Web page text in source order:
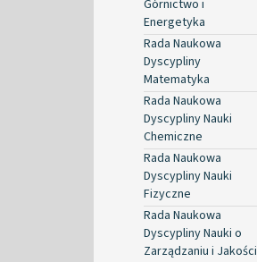
Górnictwo i
Energetyka
Rada Naukowa
Dyscypliny
Matematyka
Rada Naukowa
Dyscypliny Nauki
Chemiczne
Rada Naukowa
Dyscypliny Nauki
Fizyczne
Rada Naukowa
Dyscypliny Nauki o
Zarządzaniu i Jakości